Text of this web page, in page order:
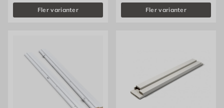
Fler varianter Fler varianter